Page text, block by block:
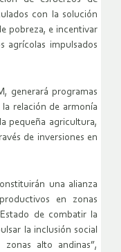
con la solución
pobreza, e incentivar
agrícolas impulsados
generará programas
relación de armonía
pequeña agricultura,
de inversiones en
una alianza
en zonas
de combatir la
la inclusión social
alto andinas”,